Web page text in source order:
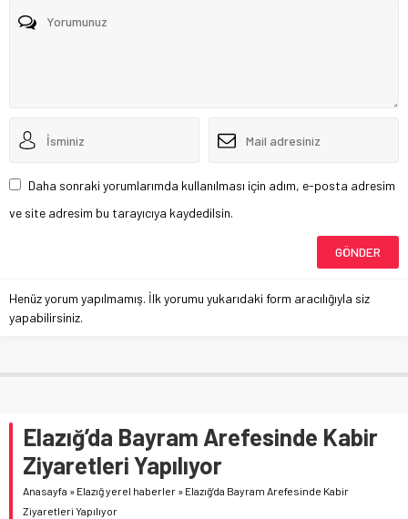
Daha sonraki yorumlarımda kullanılması için adım, e-posta adresim
ve site adresim bu tarayıcıya kaydedilsin.
Henüz yorum yapılmamış. İlk yorumu yukarıdaki form aracılığıyla siz
yapabilirsiniz.
Elazığ’da Bayram Arefesinde Kabir
Ziyaretleri Yapılıyor
Anasayfa » Elazığ yerel haberler » Elazığ’da Bayram Arefesinde Kabir
Ziyaretleri Yapılıyor